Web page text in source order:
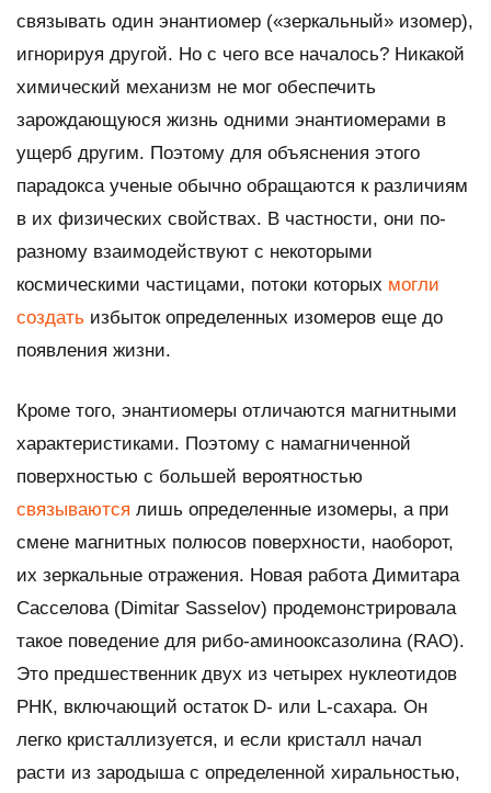
связывать один энантиомер («зеркальный» изомер),
игнорируя другой. Но с чего все началось? Никакой
химический механизм не мог обеспечить
зарождающуюся жизнь одними энантиомерами в
ущерб другим. Поэтому для объяснения этого
парадокса ученые обычно обращаются к различиям
в их физических свойствах. В частности, они по-
разному взаимодействуют с некоторыми
космическими частицами, потоки которых могли
создать избыток определенных изомеров еще до
появления жизни.
Кроме того, энантиомеры отличаются магнитными
характеристиками. Поэтому с намагниченной
поверхностью с большей вероятностью
связываются лишь определенные изомеры, а при
смене магнитных полюсов поверхности, наоборот,
их зеркальные отражения. Новая работа Димитара
Сасселова (Dimitar Sasselov) продемонстрировала
такое поведение для рибо-аминооксазолина (RAO).
Это предшественник двух из четырех нуклеотидов
РНК, включающий остаток D- или L-сахара. Он
легко кристаллизуется, и если кристалл начал
расти из зародыша с определенной хиральностью,